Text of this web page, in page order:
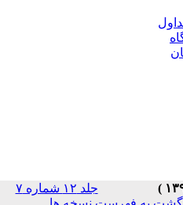
جلد ۱۲ شماره ۷